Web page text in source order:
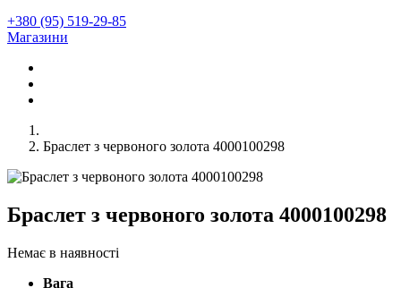
+380 (95) 519-29-85
Магазини
Браслет з червоного золота 4000100298
Браслет з червоного золота 4000100298
Немає в наявності
Вага